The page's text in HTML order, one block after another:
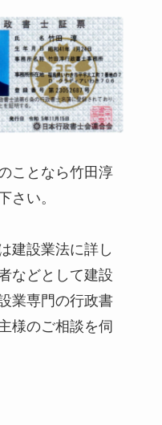
ことなら竹田淳
さい。
建設業法に詳し
などとして建設
業専門の行政書
様のご相談を伺